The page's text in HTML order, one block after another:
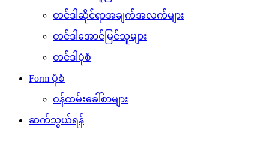
တင်ဒါဆိုင်ရာအချက်အလက်များ
တင်ဒါအောင်မြင်သူများ
တင်ဒါပုံစံ
Form ပုံစံ
ဝန်ထမ်းခေါ်စာများ
ဆက်သွယ်ရန်